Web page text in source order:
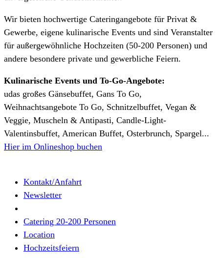
Wir bieten hochwertige Cateringangebote für Privat &
Gewerbe, eigene kulinarische Events und sind Veranstalter
für außergewöhnliche Hochzeiten (50-200 Personen) und
andere besondere private und gewerbliche Feiern.
Kulinarische Events und To-Go-Angebote:
udas großes Gänsebuffet, Gans To Go,
Weihnachtsangebote To Go, Schnitzelbuffet, Vegan &
Veggie, Muscheln & Antipasti, Candle-Light-
Valentinsbuffet, American Buffet, Osterbrunch, Spargel...
Hier im Onlineshop buchen
Kontakt/Anfahrt
Newsletter
Catering 20-200 Personen
Location
Hochzeitsfeiern